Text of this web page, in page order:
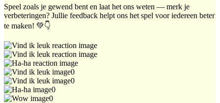
Speel zoals je gewend bent en laat het ons weten — merk je
verbeteringen? Jullie feedback helpt ons het spel voor iedereen beter
te maken! 💚👇
0
0
0
0